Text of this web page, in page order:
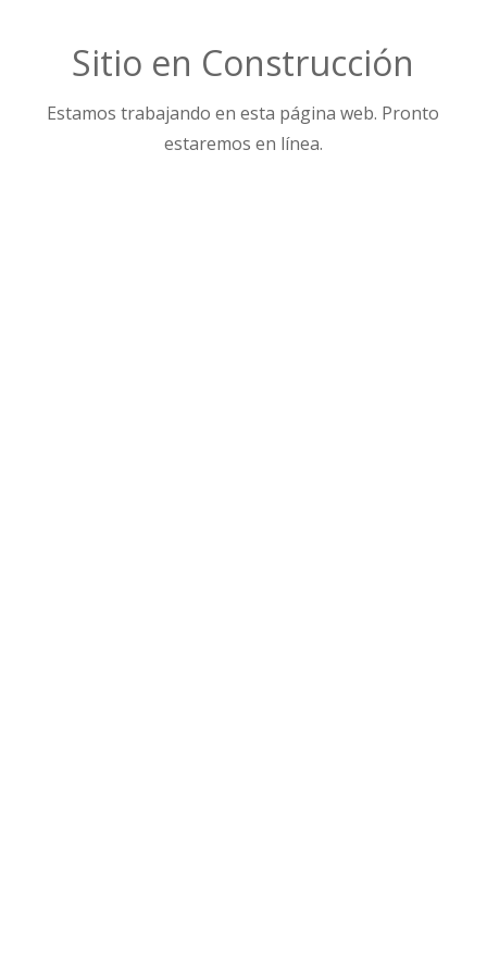
Sitio en Construcción
Estamos trabajando en esta página web. Pronto
estaremos en línea.